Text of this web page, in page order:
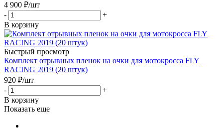
4 900 ₽/шт
-
+
В корзину
Быстрый просмотр
Комплект отрывных пленок на очки для мотокросса FLY
RACING 2019 (20 штук)
920 ₽/шт
-
+
В корзину
Показать еще